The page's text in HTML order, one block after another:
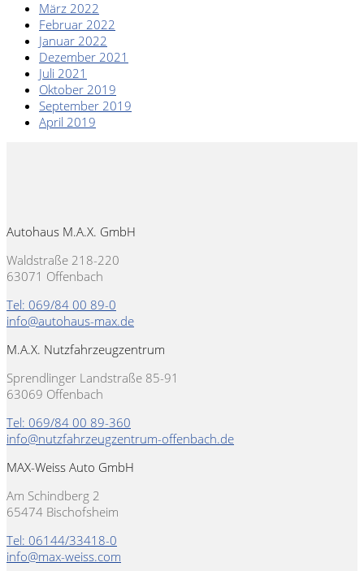
März 2022
Februar 2022
Januar 2022
Dezember 2021
Juli 2021
Oktober 2019
September 2019
April 2019
Autohaus M.A.X. GmbH
Waldstraße 218-220
63071 Offenbach
Tel: 069/84 00 89-0
info@autohaus-max.de
M.A.X. Nutzfahrzeugzentrum
Sprendlinger Landstraße 85-91
63069 Offenbach
Tel: 069/84 00 89-360
info@nutzfahrzeugzentrum-offenbach.de
MAX-Weiss Auto GmbH
Am Schindberg 2
65474 Bischofsheim
Tel: 06144/33418-0
info@max-weiss.com